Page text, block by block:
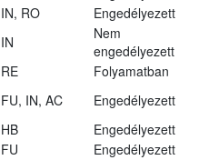
IN, RO
Engedélyezett
IN
Nem
engedélyezett
RE
Folyamatban
FU, IN, AC
Engedélyezett
HB
Engedélyezett
FU
Engedélyezett